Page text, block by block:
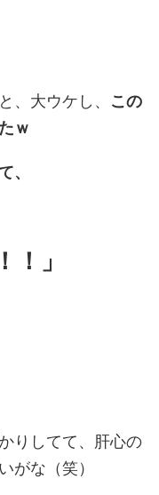
、大ウケし、 この
ｗ
、
！」
りしてて、肝心の
がな（笑）